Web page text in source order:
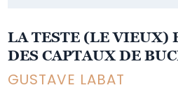
LA TESTE (LE VIEUX)
DES CAPTAUX DE
GUSTAVE LABAT